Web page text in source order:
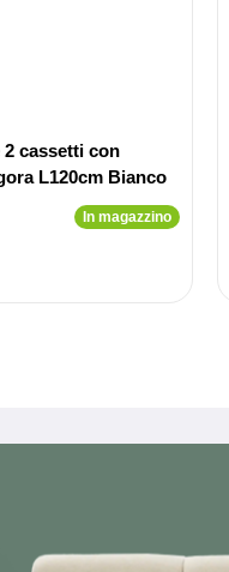
2 cassetti con
L120cm Bianco
In magazzino